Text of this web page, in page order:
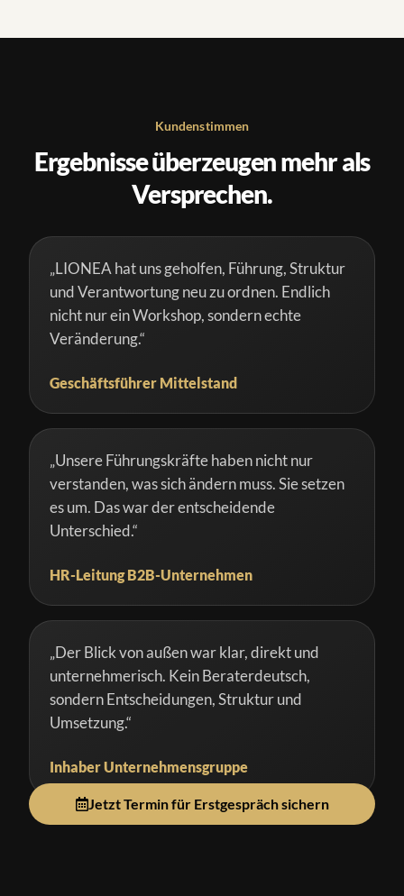
Kundenstimmen
Ergebnisse überzeugen mehr als
Versprechen.
„LIONEA hat uns geholfen, Führung, Struktur
und Verantwortung neu zu ordnen. Endlich
nicht nur ein Workshop, sondern echte
Veränderung.“
Geschäftsführer Mittelstand
„Unsere Führungskräfte haben nicht nur
verstanden, was sich ändern muss. Sie setzen
es um. Das war der entscheidende
Unterschied.“
HR-Leitung B2B-Unternehmen
„Der Blick von außen war klar, direkt und
unternehmerisch. Kein Beraterdeutsch,
sondern Entscheidungen, Struktur und
Umsetzung.“
Inhaber Unternehmensgruppe
Jetzt Termin für Erstgespräch sichern